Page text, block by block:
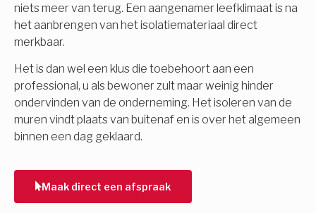
niets meer van terug. Een aangenamer leefklimaat is na
het aanbrengen van het isolatiemateriaal direct
merkbaar.
Het is dan wel een klus die toebehoort aan een
professional, u als bewoner zult maar weinig hinder
ondervinden van de onderneming. Het isoleren van de
muren vindt plaats van buitenaf en is over het algemeen
binnen een dag geklaard.
Maak direct een afspraak